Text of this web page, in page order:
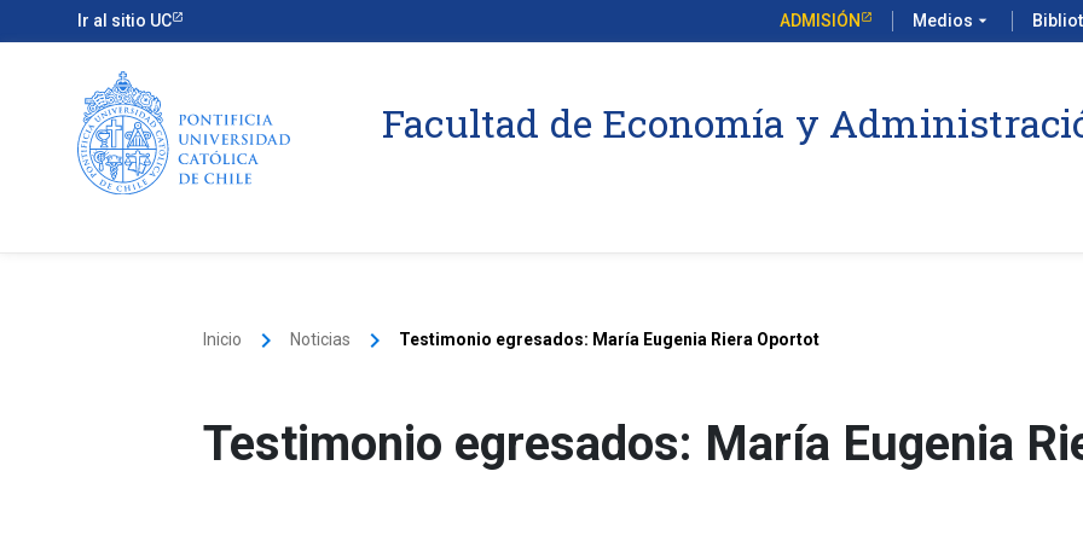
Ir al sitio UC ADMISIÓN Medios arrow_drop_down
Facultad de Economía y
Inicio keyboard_arrow_right Noticias keyboard_arrow_right Testimonio egresados: María Eugenia Riera Oportot
Testimonio egresados: María Eugenia